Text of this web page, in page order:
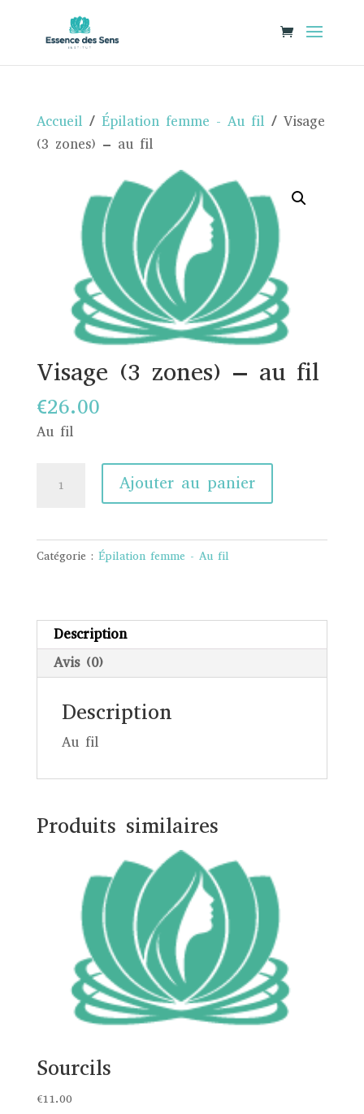
Accueil / Épilation femme - Au fil / Visage
(3 zones) – au fil
Visage (3 zones) – au fil
€26.00
Au fil
(3
zones)
Ajouter au panier
Catégorie : Épilation femme - Au fil
Description
Avis (0)
Description
Au fil
Produits similaires
Sourcils
€11.00